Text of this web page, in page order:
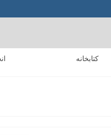
کتابخانه